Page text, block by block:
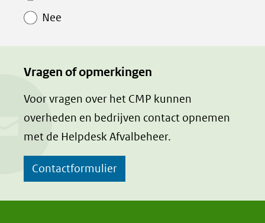
Nee
Vragen of opmerkingen
Voor vragen over het CMP kunnen
overheden en bedrijven contact opnemen
met de Helpdesk Afvalbeheer.
Contactformulier